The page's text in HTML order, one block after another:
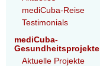
mediCuba-Reise
Testimonials
mediCuba-
Gesundheitsprojekte
Aktuelle Projekte